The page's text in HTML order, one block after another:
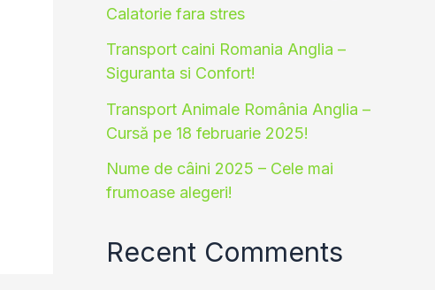
Calatorie fara stres
Transport caini Romania Anglia –
Siguranta si Confort!
Transport Animale România Anglia –
Cursă pe 18 februarie 2025!
Nume de câini 2025 – Cele mai
frumoase alegeri!
Recent Comments